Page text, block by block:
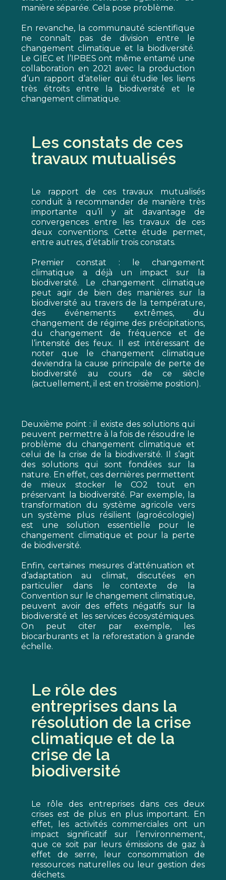
manière séparée. Cela pose problème.
En revanche, la communauté scientifique
ne connaît pas de division entre le
changement climatique et la biodiversité.
Le GIEC et l’IPBES ont même entamé une
collaboration en 2021 avec la production
d’un rapport d’atelierqui étudie les liens
très étroits entre la biodiversité et le
changement climatique.
Les constats de ces
travaux mutualisés
Le rapport de ces travaux mutualisés
conduit à recommander de manière très
importante qu’il y ait davantage de
convergences entre les travaux de ces
deux conventions. Cette étude permet,
entre autres, d’établir trois constats.
Premier constat : le changement
climatique a déjà un impact sur la
biodiversité. Le changement climatique
peut agir de bien des manières sur la
biodiversité au travers de la température,
des événements extrêmes, du
changement de régime des précipitations,
du changement de fréquence et de
l’intensité des feux. Il est intéressant de
noter que le changement climatique
deviendra la cause principale de perte de
biodiversité au cours de ce siècle
(actuellement, il est en troisième position).
Deuxième point : il existe des solutions qui
peuvent permettre à la fois de résoudre le
problème du changement climatique et
celui de la crise de la biodiversité. Il s’agit
des solutions qui sont fondées sur la
nature. En effet, ces dernières permettent
de mieux stocker le CO2 tout en
préservant la biodiversité. Par exemple, la
transformation du système agricole vers
un système plus résilient (agroécologie)
est une solution essentielle pour le
changement climatique et pour la perte
de biodiversité.
Enfin, certaines mesures d’atténuation et
d’adaptation au climat, discutées en
particulier dans le contexte de la
Convention sur le changement climatique,
peuvent avoir des effets négatifs sur la
biodiversité et les services écosystémiques.
On peut citer par exemple, les
biocarburants et la reforestation à grande
échelle.
Le rôle des
entreprises dans la
résolution de la crise
climatique et de la
crise de la
biodiversité
Le rôle des entreprises dans ces deux
crises est de plus en plus important. En
effet, les activités commerciales ont un
impact significatif sur l’environnement,
que ce soit par leurs émissions de gaz à
effet de serre, leur consommation de
ressources naturelles ou leur gestion des
déchets.